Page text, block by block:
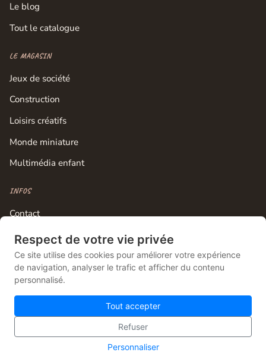
Respect de votre vie privée
Ce site utilise des cookies pour améliorer votre expérience
de navigation, analyser le trafic et afficher du contenu
personnalisé.
Tout accepter
Refuser
Personnaliser
Le blog
Tout le catalogue
LE MAGASIN
Jeux de société
Construction
Loisirs créatifs
Monde miniature
Multimédia enfant
INFOS
Contact
Mentions légales
Plan du site
Gestion des cookies
© 2026 Lebonjouet — Le comparateur français du jouet pas cher.